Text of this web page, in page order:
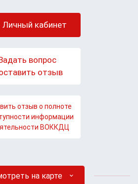
Личный кабинет
вопрос
отзыв
отзыв о полноте
информации
ВОККДЦ
на карте